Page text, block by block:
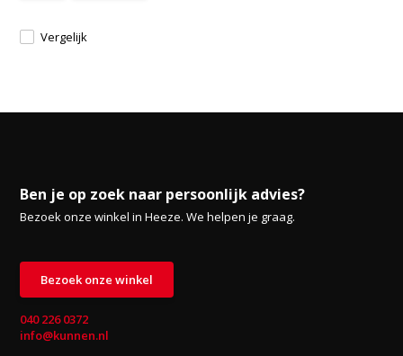
Vergelijk
Ben je op zoek naar persoonlijk advies?
Bezoek onze winkel in Heeze. We helpen je graag.
Bezoek onze winkel
040 226 0372
info@kunnen.nl